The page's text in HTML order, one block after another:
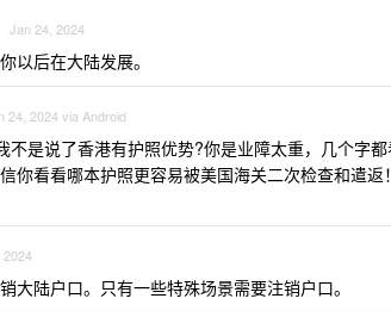
Jan 24, 2024
以后在大陆发展。
24, 2024 via Android
不是说了香港有护照优势?你是业障太重，几个字
你看看哪本护照更容易被美国海关二次检查和遣
大陆户口。只有一些特殊场景需要注销户口。